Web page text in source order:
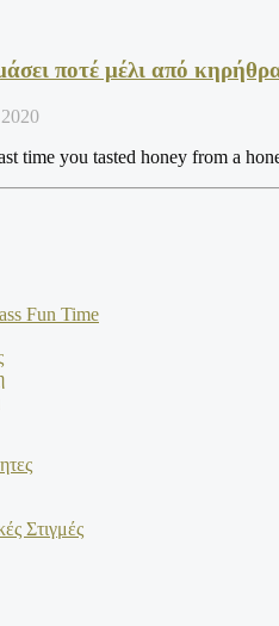
ποτέ μέλι από
time you tasted honey from a
Fun Time
Στιγμές